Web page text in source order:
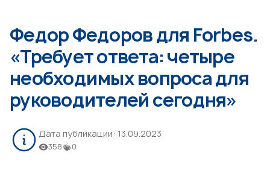
Федор Федоров для Forbes.
«Требует ответа: четыре
необходимых вопроса для
руководителей сегодня»
Дата публикации: 13.09.2023
358 0